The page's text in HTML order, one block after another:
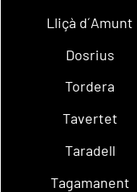
Lliçà d´Amunt
Dosrius
Tordera
Tavertet
Taradell
Tagamanent